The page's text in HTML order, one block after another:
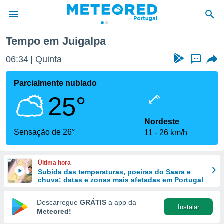
da
foi
fornecidas
a este
das
e
forma
digital
Tempo em Juigalpa
06:34 Quinta ...
Parcialmente nublado
25°
Sensação de 26°
Nordeste
11
26 km/h
Última hora
Subida das temperaturas, poeiras do Saara e
chuva: datas e zonas mais afetadas em Portugal
Descarregue GRÁTIS a app da
Meteored!
Instalar